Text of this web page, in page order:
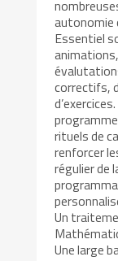
autonomie
Essentiel
correctifs,
rituels de
renforcer
régulier de
Un
Une large